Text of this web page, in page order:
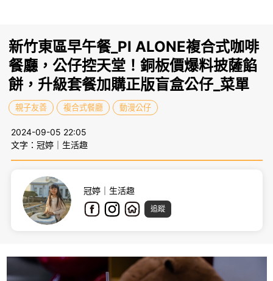
新竹東區早午餐_PI ALONE複合式咖啡
餐廳，公仔控天堂！銅板價爆料披薩餡
餅，升級套餐加購正版盲盒公仔_菜單
親子友善 複合式餐廳 動漫公仔
2024-09-05 22:05
文字：冠婷｜生活趣
冠婷｜生活趣
追蹤